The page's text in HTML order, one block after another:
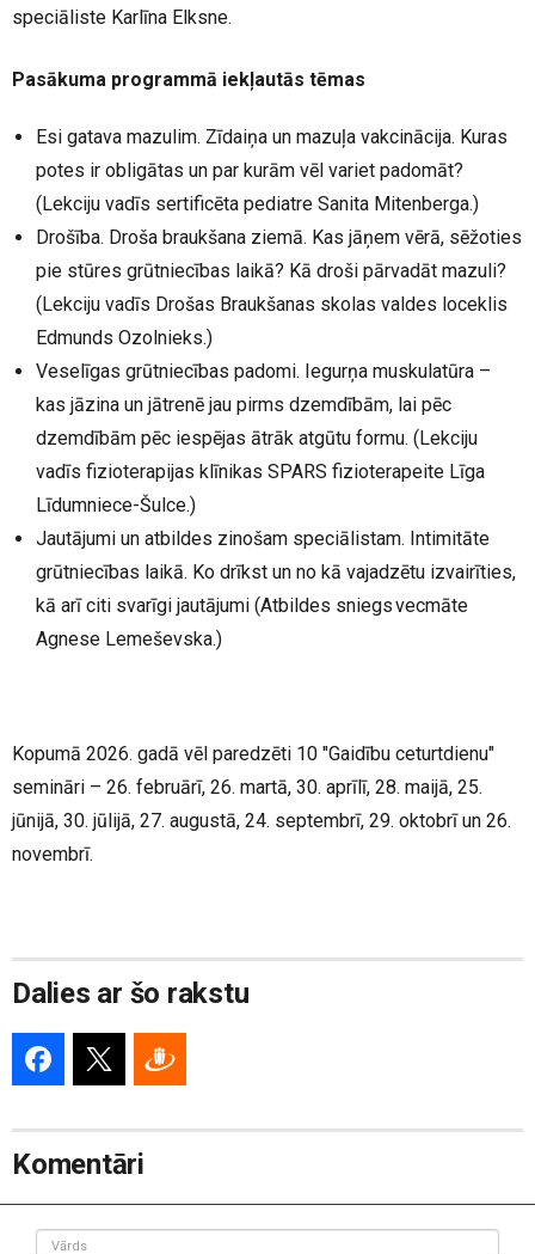
speciāliste Karlīna Elksne.
Pasākuma programmā iekļautās tēmas
Esi gatava mazulim. Zīdaiņa un mazuļa vakcinācija. Kuras
potes ir obligātas un par kurām vēl variet padomāt?
(Lekciju vadīs sertificēta pediatre Sanita Mitenberga.)
Drošība. Droša braukšana ziemā. Kas jāņem vērā, sēžoties
pie stūres grūtniecības laikā? Kā droši pārvadāt mazuli?
(Lekciju vadīs Drošas Braukšanas skolas valdes loceklis
Edmunds Ozolnieks.)
Veselīgas grūtniecības padomi. Iegurņa muskulatūra –
kas jāzina un jātrenē jau pirms dzemdībām, lai pēc
dzemdībām pēc iespējas ātrāk atgūtu formu. (Lekciju
vadīs fizioterapijas klīnikas SPARS fizioterapeite Līga
Līdumniece-Šulce.)
Jautājumi un atbildes zinošam speciālistam. Intimitāte
grūtniecības laikā. Ko drīkst un no kā vajadzētu izvairīties,
kā arī citi svarīgi jautājumi (Atbildes sniegs vecmāte
Agnese Lemeševska.)
Kopumā 2026. gadā vēl paredzēti 10 "Gaidību ceturtdienu"
semināri – 26. februārī, 26. martā, 30. aprīlī, 28. maijā, 25.
jūnijā, 30. jūlijā, 27. augustā, 24. septembrī, 29. oktobrī un 26.
novembrī.
Dalies ar šo rakstu
Komentāri
Vārds